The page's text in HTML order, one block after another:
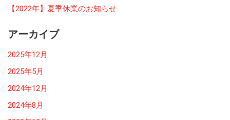
【2022年】夏季休業のお知らせ
アーカイブ
2025年12月
2025年5月
2024年12月
2024年8月